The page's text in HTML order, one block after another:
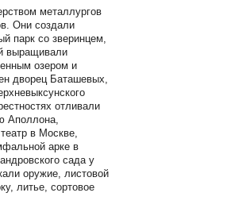
металлургов
Они создали
парк со зверинцем,
выращивали
озером и
дворец Баташевых,
отливали
Аполлона,
в Москве,
арке в
сада у
оружие, листовой
литье, сортовое